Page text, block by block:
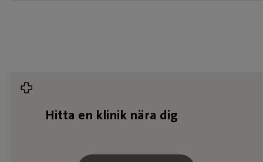
Hitta en klinik nära dig